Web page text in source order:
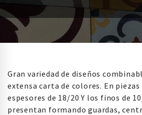
Gran variedad de diseños
extensa carta de colores. En piezas
espesores de 18/20 Y los finos de
presentan formando guardas,